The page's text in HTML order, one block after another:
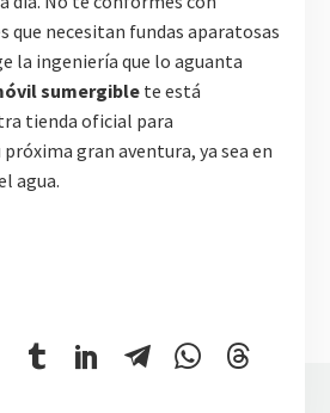
que necesitan fundas aparatosas
la ingeniería que lo aguanta
sumergiblete está
tienda oficial para
gran aventura, ya sea en
agua.